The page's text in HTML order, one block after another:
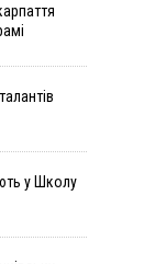
зливав
та
невідомі
у Школу